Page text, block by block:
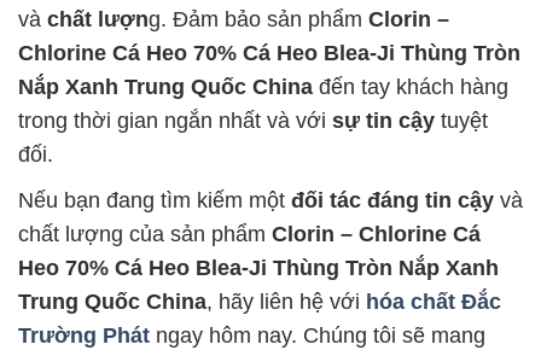
và chất lượng. Đảm bảo sản phẩm Clorin –
Chlorine Cá Heo 70% Cá Heo Blea-Ji Thùng Tròn
Nắp Xanh Trung Quốc China đến tay khách hàng
trong thời gian ngắn nhất và với sự tin cậy tuyệt
đối.
Nếu bạn đang tìm kiếm một đối tác đáng tin cậy và
chất lượng của sản phẩm Clorin – Chlorine Cá
Heo 70% Cá Heo Blea-Ji Thùng Tròn Nắp Xanh
Trung Quốc China, hãy liên hệ với hóa chất Đắc
Trường Phát ngay hôm nay. Chúng tôi sẽ mang